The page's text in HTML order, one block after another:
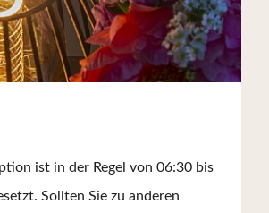
ist in der Regel von 06:30 bis
Sollten Sie zu anderen